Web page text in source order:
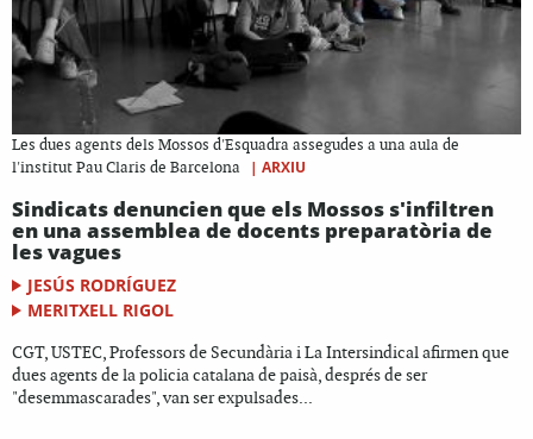
Les dues agents dels Mossos d'Esquadra assegudes a una aula de
l'institut Pau Claris de Barcelona
| ARXIU
Sindicats denuncien que els Mossos s'infiltren
en una assemblea de docents preparatòria de
les vagues
JESÚS RODRÍGUEZ
MERITXELL RIGOL
CGT, USTEC, Professors de Secundària i La Intersindical afirmen que
dues agents de la policia catalana de paisà, després de ser
"desemmascarades", van ser expulsades...